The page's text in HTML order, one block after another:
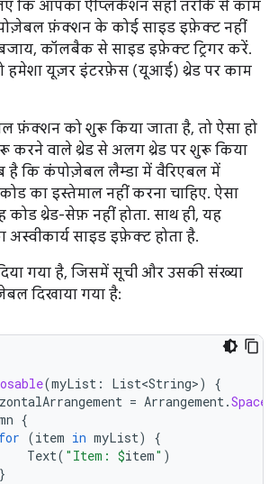
कि आपका ऐप्लिकेशन सही तरीके से काम
फ़ंक्शन के कोई साइड इफ़ेक्ट नहीं
कॉलबैक से साइड इफ़ेक्ट ट्रिगर करें.
हमेशा यूज़र इंटरफ़ेस (यूआई) थ्रेड पर काम
फ़ंक्शन को शुरू किया जाता है, तो ऐसा हो
करने वाले थ्रेड से अलग थ्रेड पर शुरू किया
है कि कंपोज़ेबल लैम्डा में वैरिएबल में
का इस्तेमाल नहीं करना चाहिए. ऐसा
थ्रेड-सेफ़ नहीं होता. साथ ही, यह
साइड इफ़ेक्ट होता है.
गया है, जिसमें सूची और उसकी संख्या
दिखाया गया है:
(myList : List<String>)
{
= Arrangement.
{
for (item in myList)
{
Text( "Item: $item" )
}